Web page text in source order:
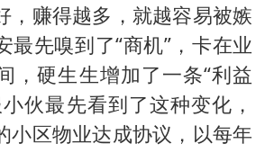
，赚得越多，就越容易被嫉
最先嗅到了“商机”，卡在业
，硬生生增加了一条“利益
伙最先看到了这种变化，
小区物业达成协议，以每年